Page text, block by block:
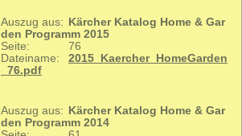
Auszug aus:
Kärcher Katalog Home & Gar
den Programm 2015
Seite:
76
Dateiname:
2015_Kaercher_HomeGarden
_76.pdf
Auszug aus:
Kärcher Katalog Home & Gar
den Programm 2014